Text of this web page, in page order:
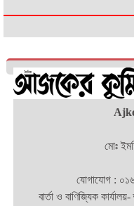
মোঃ
যোগাযোগ :
বার্তা ও বাণিজ্যিক